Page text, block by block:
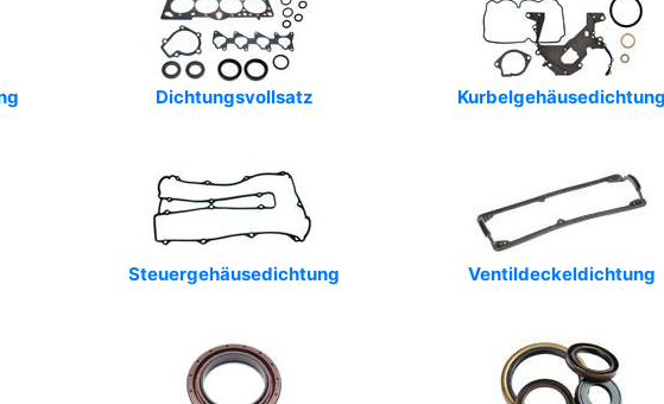
Dichtungsvollsatz Kurbelgehäusedichtung
Steuergehäusedichtung Ventildeckeldichtung